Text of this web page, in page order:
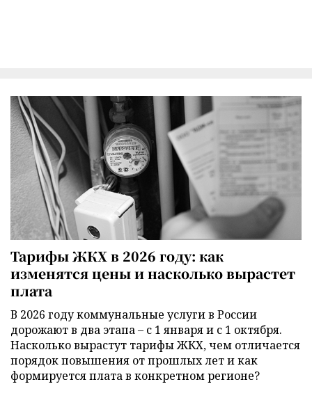
Тарифы ЖКХ в 2026 году: как
изменятся цены и насколько вырастет
плата
В 2026 году коммунальные услуги в России
дорожают в два этапа – с 1 января и с 1 октября.
Насколько вырастут тарифы ЖКХ, чем отличается
порядок повышения от прошлых лет и как
формируется плата в конкретном регионе?